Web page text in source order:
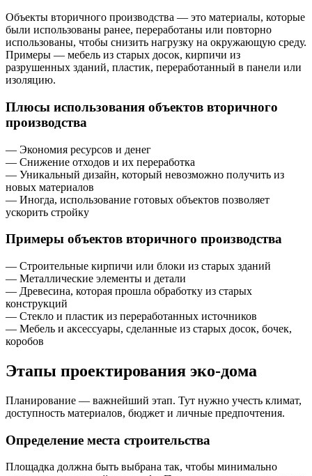
Объекты вторичного производства — это материалы, которые
были использованы ранее, переработаны или повторно
использованы, чтобы снизить нагрузку на окружающую среду.
Примеры — мебель из старых досок, кирпичи из
разрушенных зданий, пластик, переработанный в панели или
изоляцию.
Плюсы использования объектов вторичного
производства
— Экономия ресурсов и денег
— Снижение отходов и их переработка
— Уникальный дизайн, который невозможно получить из
новых материалов
— Иногда, использование готовых объектов позволяет
ускорить стройку
Примеры объектов вторичного производства
— Строительные кирпичи или блоки из старых зданий
— Металлические элементы и детали
— Древесина, которая прошла обработку из старых
конструкций
— Стекло и пластик из переработанных источников
— Мебель и аксессуары, сделанные из старых досок, бочек,
коробов
Этапы проектирования эко-дома
Планирование — важнейший этап. Тут нужно учесть климат,
доступность материалов, бюджет и личные предпочтения.
Определение места строительства
Площадка должна быть выбрана так, чтобы минимально